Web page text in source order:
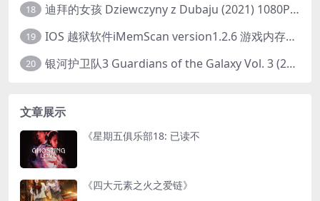
18 迪拜的女孩 Dziewczyny z Dubaju (2021) 1080P 中字
19 IOS 越狱软件iMemScan version1.2.6 游戏内存修改器
20 银河护卫队3 Guardians of the Galaxy Vol. 3 (2023)4K高清资源1080p只分享精品
文章展示
《星期五俱乐部18: 已读不
《四大元素之火之爱链》